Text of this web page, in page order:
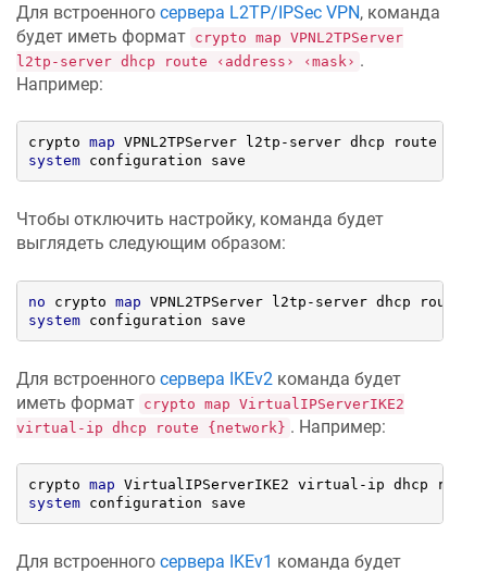
Для встроенного сервера L2TP/IPSec VPN, команда
будет иметь формат crypto map VPNL2TPServer
l2tp-server dhcp route ‹address› ‹mask› .
Например:
crypto map VPNL2TPServer l2tp-server dhcp route
system configuration save
Чтобы отключить настройку, команда будет
выглядеть следующим образом:
no crypto map VPNL2TPServer l2tp-server dhcp route
system configuration save
Для встроенного сервера IKEv2 команда будет
иметь формат crypto map VirtualIPServerIKE2
virtual-ip dhcp route {network} . Например:
crypto map VirtualIPServerIKE2 virtual-ip dhcp
system configuration save
Для встроенного сервера IKEv1 команда будет